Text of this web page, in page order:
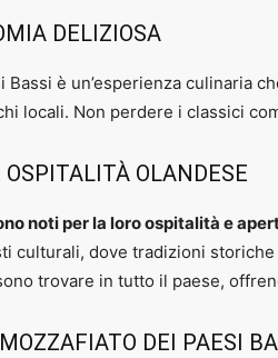
DELIZIOSA
Bassi è un’esperienza culinaria
locali. Non perdere i classici
OSPITALITÀ OLANDESE
noti per la loro ospitalità e
culturali, dove tradizioni
trovare in tutto il paese,
DEI PAESI